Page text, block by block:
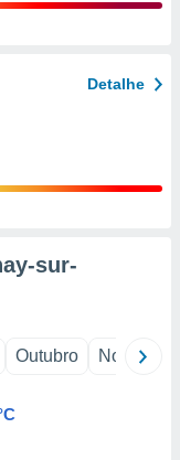
Detalhe
sur-
Outubro Novembro